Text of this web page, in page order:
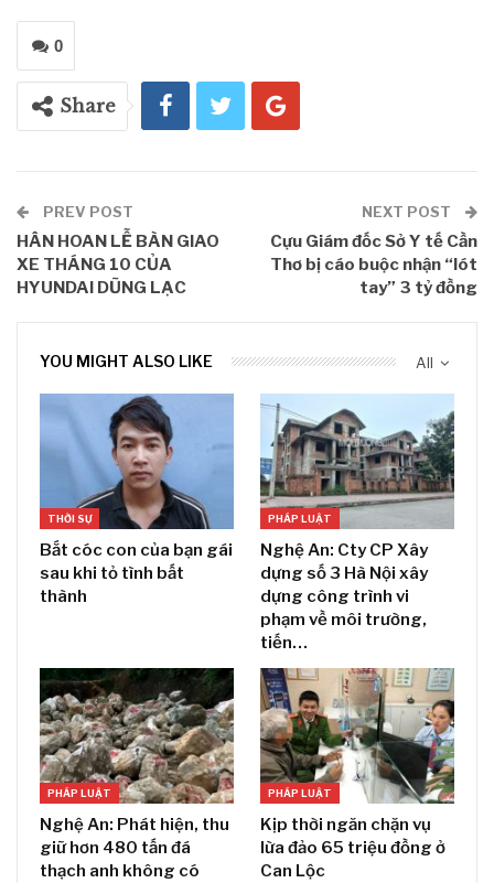
0
Share
PREV POST
HÂN HOAN LỄ BÀN GIAO
XE THÁNG 10 CỦA
HYUNDAI DŨNG LẠC
NEXT POST
Cựu Giám đốc Sở Y tế Cần
Thơ bị cáo buộc nhận “lót
tay” 3 tỷ đồng
All
YOU MIGHT ALSO LIKE
THỜI SỰ
Bắt cóc con của bạn gái
sau khi tỏ tình bất
thành
PHÁP LUẬT
Nghệ An: Cty CP Xây
dựng số 3 Hà Nội xây
dựng công trình vi
phạm về môi trường,
tiến…
PHÁP LUẬT
Nghệ An: Phát hiện, thu
giữ hơn 480 tấn đá
thạch anh không có
PHÁP LUẬT
Kịp thời ngăn chặn vụ
lừa đảo 65 triệu đồng ở
Can Lộc